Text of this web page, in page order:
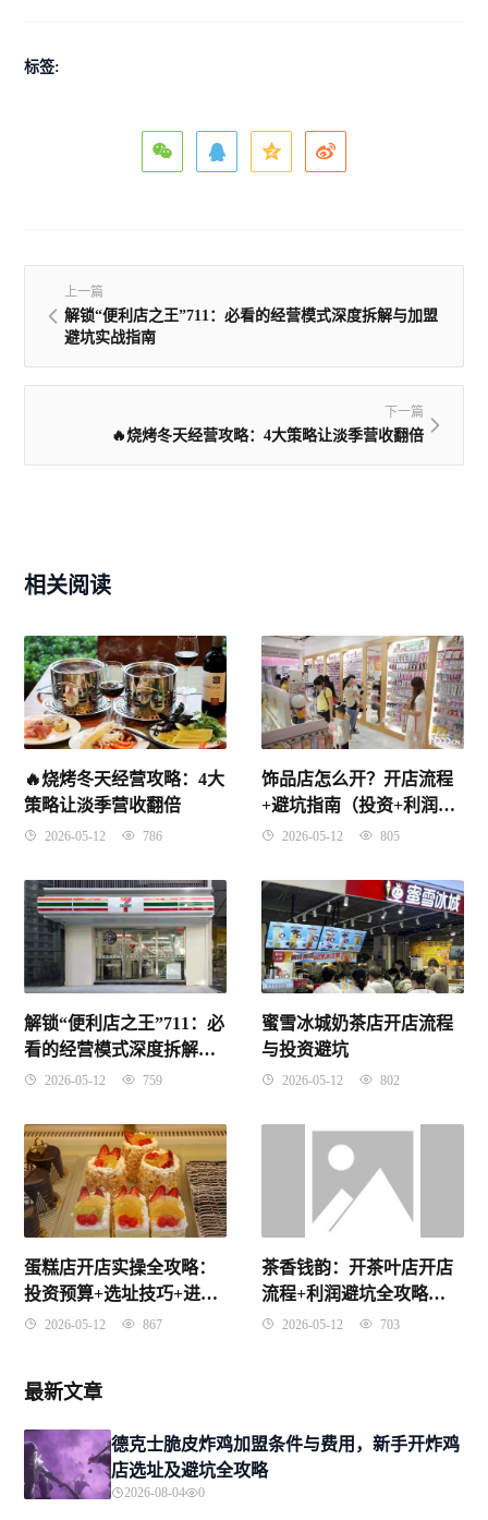
标签:
上一篇
解锁“便利店之王”711：必看的经营模式深度拆解与加盟
避坑实战指南
下一篇
🔥烧烤冬天经营攻略：4大策略让淡季营收翻倍
相关阅读
🔥烧烤冬天经营攻略：4大
策略让淡季营收翻倍
2026-05-12 786
饰品店怎么开？开店流程
+避坑指南（投资+利润
+选址+进货）
2026-05-12 805
解锁“便利店之王”711：必
看的经营模式深度拆解与
加盟避坑实战指南
2026-05-12 759
蜜雪冰城奶茶店开店流程
与投资避坑
2026-05-12 802
蛋糕店开店实操全攻略：
投资预算+选址技巧+进货
渠道+避坑指南
2026-05-12 867
茶香钱韵：开茶叶店开店
流程+利润避坑全攻略
（2026实战版）
2026-05-12 703
最新文章
德克士脆皮炸鸡加盟条件与费用，新手开炸鸡
店选址及避坑全攻略
2026-08-04 0